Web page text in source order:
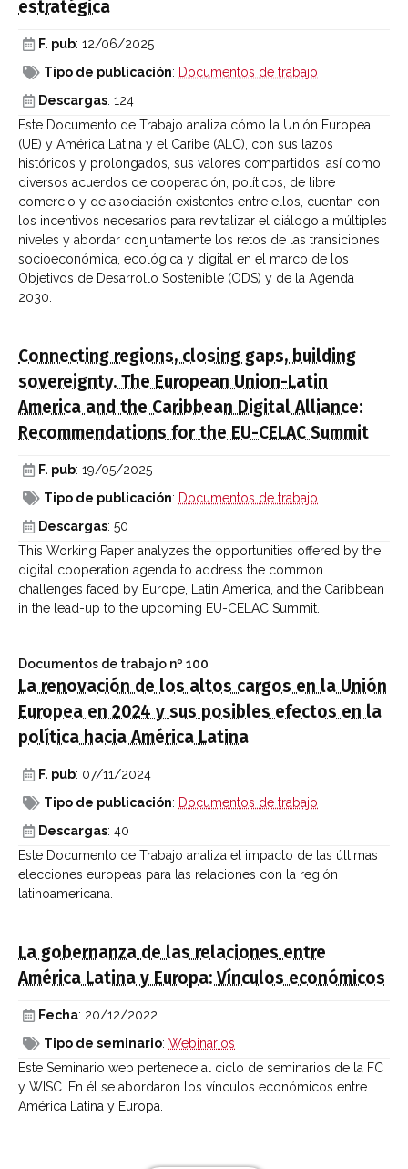
estratégica
F. pub: 12/06/2025
Tipo de publicación: Documentos de trabajo
Descargas: 124
Este Documento de Trabajo analiza cómo la Unión Europea
(UE) y América Latina y el Caribe (ALC), con sus lazos
históricos y prolongados, sus valores compartidos, así como
diversos acuerdos de cooperación, políticos, de libre
comercio y de asociación existentes entre ellos, cuentan con
los incentivos necesarios para revitalizar el diálogo a múltiples
niveles y abordar conjuntamente los retos de las transiciones
socioeconómica, ecológica y digital en el marco de los
Objetivos de Desarrollo Sostenible (ODS) y de la Agenda
2030.
Connecting regions, closing gaps, building
sovereignty. The European Union-Latin
America and the Caribbean Digital Alliance:
Recommendations for the EU-CELAC Summit
F. pub: 19/05/2025
Tipo de publicación: Documentos de trabajo
Descargas: 50
This Working Paper analyzes the opportunities offered by the
digital cooperation agenda to address the common
challenges faced by Europe, Latin America, and the Caribbean
in the lead-up to the upcoming EU-CELAC Summit.
Documentos de trabajo nº 100
La renovación de los altos cargos en la Unión
Europea en 2024 y sus posibles efectos en la
política hacia América Latina
F. pub: 07/11/2024
Tipo de publicación: Documentos de trabajo
Descargas: 40
Este Documento de Trabajo analiza el impacto de las últimas
elecciones europeas para las relaciones con la región
latinoamericana.
La gobernanza de las relaciones entre
América Latina y Europa: Vínculos económicos
Fecha: 20/12/2022
Tipo de seminario: Webinarios
Este Seminario web pertenece al ciclo de seminarios de la FC
y WISC. En él se abordaron los vínculos económicos entre
América Latina y Europa.